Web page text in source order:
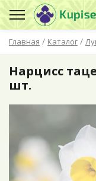
Главная / Каталог /
Нарцисс
шт.